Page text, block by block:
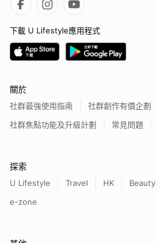
下載 U Lifestyle應用程式
關於
社群最強使用指南
社群創作有價企劃
社群焦點功能及升級計劃
常見問題
探索
U Lifestyle Travel HK Beauty
e-zone